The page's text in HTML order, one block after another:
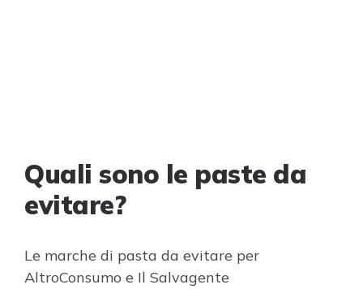
Quali sono le paste da
evitare?
Le marche di pasta da evitare per
AltroConsumo e Il Salvagente